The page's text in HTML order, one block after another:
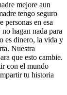
mejore aun
tengo seguro
personas en esa
hagan nada para
es dinero, la vida y
Nuestra
que esto cambie.
con el mundo
tu historia